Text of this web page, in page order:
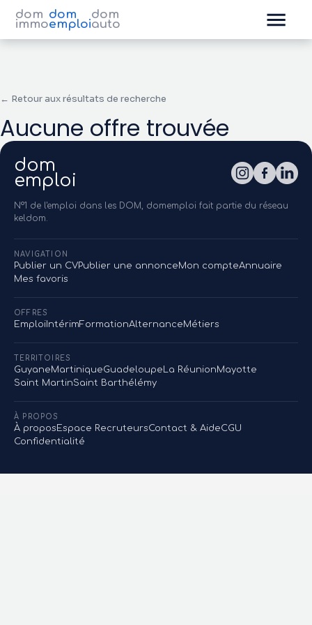
dom
immo
dom
emploi
dom
auto
← Retour aux résultats de recherche
Aucune offre trouvée
dom
emploi
N°1 de l'emploi dans les DOM, domemploi fait partie du réseau
keldom.
NAVIGATION
Publier un CVPublier une annonceMon compteAnnuaire
Mes favoris
OFFRES
EmploiIntérimFormationAlternanceMétiers
TERRITOIRES
GuyaneMartiniqueGuadeloupe La RéunionMayotte
Saint MartinSaint Barthélémy
À PROPOS
À propos Espace RecruteursContact & AideCGU
Confidentialité